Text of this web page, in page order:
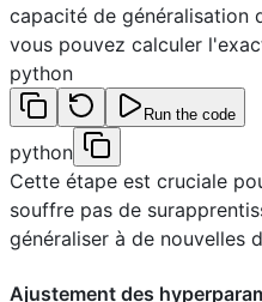
capacité de généralisation
vous pouvez calculer
python
Run the code
python
Cette étape est cruciale
souffre pas de
généraliser à de nouvelles
Ajustement des